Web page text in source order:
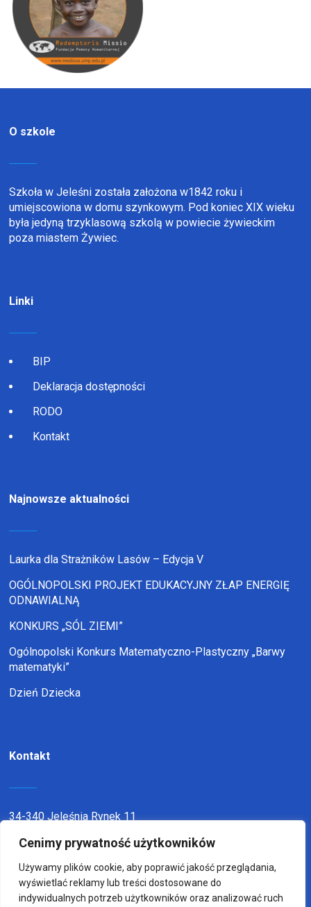
Cenimy prywatność użytkowników
Używamy plików cookie, aby poprawić jakość przeglądania,
wyświetlać reklamy lub treści dostosowane do
indywidualnych potrzeb użytkowników oraz analizować ruch
O szkole
Szkoła w Jeleśni została założona w1842 roku i
umiejscowiona w domu szynkowym. Pod koniec XIX wieku
była jedyną trzyklasową szkolą w powiecie żywieckim
poza miastem Żywiec.
Linki
BIP
Deklaracja dostępności
RODO
Kontakt
Najnowsze aktualności
Laurka dla Strażników Lasów – Edycja V
OGÓLNOPOLSKI PROJEKT EDUKACYJNY ZŁAP ENERGIĘ
ODNAWIALNĄ
KONKURS „SÓL ZIEMI”
Ogólnopolski Konkurs Matematyczno-Plastyczny „Barwy
matematyki”
Dzień Dziecka
Kontakt
34-340 Jeleśnia Rynek 11
telefon:338636116
email:sp1jel@op.pl